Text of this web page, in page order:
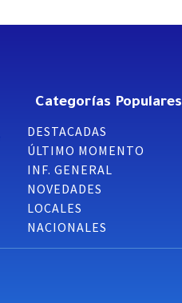
Categorías Populares
DESTACADAS
ÚLTIMO MOMENTO
INF. GENERAL
NOVEDADES
LOCALES
NACIONALES